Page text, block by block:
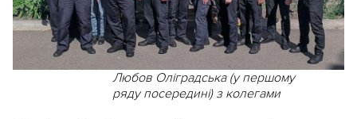
Любов Оліградська (у першому
ряду посередині) з колегами